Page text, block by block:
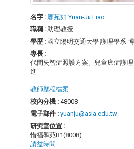
名字 : 廖苑如 Yuan-Ju Liao
職稱 : 助理教授
學歷 : 國立陽明交通大學 護理學系
專長 :
代間失智症照護方案、兒童癌症護
進
教師歷程檔案
校內分機 : 48008
電子郵件 : yuanju@asia.edu.tw
研究室位置 :
惜福學苑B1(8008)
請益時間